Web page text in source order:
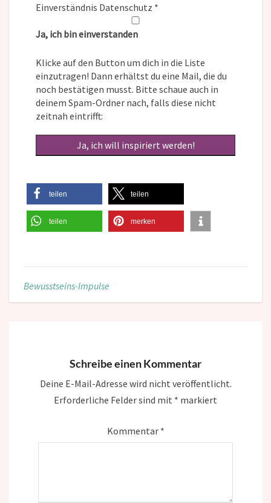
Einverständnis Datenschutz *
Ja, ich bin einverstanden
Klicke auf den Button um dich in die Liste
einzutragen! Dann erhältst du eine Mail, die du
noch bestätigen musst. Bitte schaue auch in
deinem Spam-Ordner nach, falls diese nicht
zeitnah eintrifft:
teilen teilen
teilen merken
Bewusstseins-Impulse
Schreibe einen Kommentar
Deine E-Mail-Adresse wird nicht veröffentlicht.
Erforderliche Felder sind mit * markiert
Kommentar *